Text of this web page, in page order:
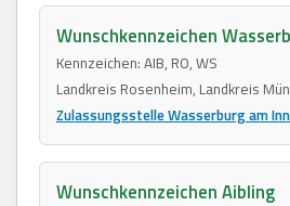
Wunschkennzeichen
Kennzeichen: AIB, RO, WS
Landkreis Rosenheim, Landkreis
Zulassungsstelle Wasserburg am Inn
Wunschkennzeichen Aibling